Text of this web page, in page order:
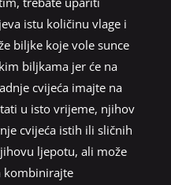
istu količinu vlage i
biljke koje vole sunce
biljkama jer će na
cvijeća imajte na
u isto vrijeme, njihov
cvijeća istih ili sličnih
ljepotu, ali može
kombinirajte